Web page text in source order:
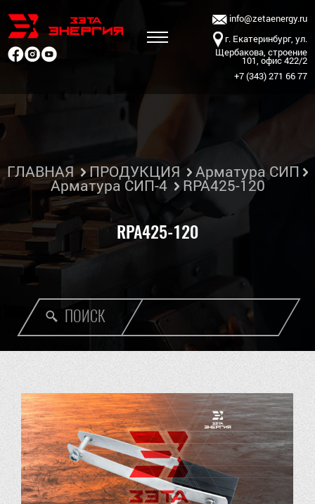
info@zetaenergy.ru
г. Екатеринбург, ул.
Щербакова, строение
101, офис 422/2
+7 (343) 271 66 77
ПОИСК
ГЛАВНАЯ ПРОДУКЦИЯ Арматура СИП
Арматура СИП-4 RPA425-120
RPA425-120